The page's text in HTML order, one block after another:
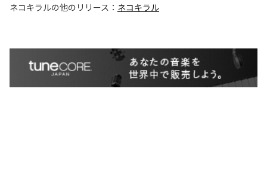
ネコキラルの他のリリース： ネコキラル